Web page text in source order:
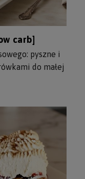
carb]
pyszne i
do małej